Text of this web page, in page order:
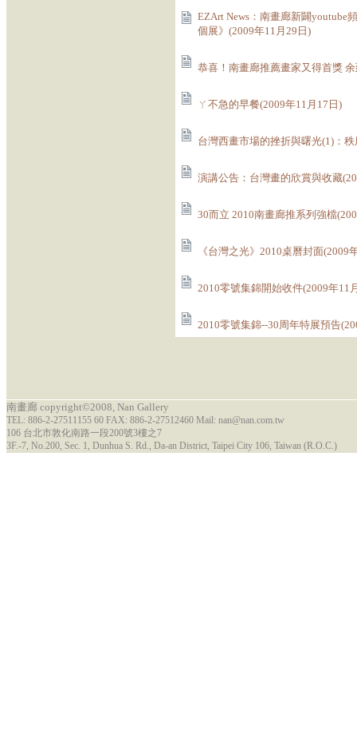
EZArt News：南畫廊新闢youtube
個展》(2009年11月29日)
恭喜！南畫廊推薦畫家又得首獎
ㄚ不急的早餐(2009年11月17日)
台灣西畫市場的挫折與曙光(1)：
演講公告：台灣畫的欣賞與收藏
30而立 2010南畫廊推系列強檔
《台灣之光》2010桌曆封面(2009
2010零號集錦開始收件(2009年11
2010零號集錦--30周年特展預告
南畫廊 copyright©2008, Nan Gallery
TEL: 886-2-27511155 60 FAX: 886-2-27512460 Mail: nan@nan.com.tw
106 台北市敦化南路一段200號3樓之7
3F.-7, No.200, Sec. 1, Dunhua S. Rd., Da-an District, Taipei City 106, Taiwan (R.O.C.)